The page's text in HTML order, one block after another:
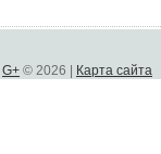
G+ © 2026 | Карта сайта